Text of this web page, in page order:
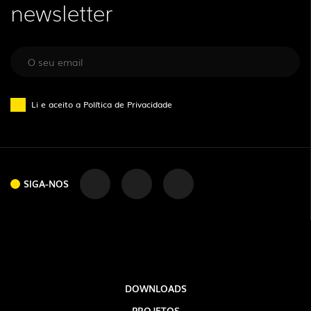
newsletter
Li e aceito a Política de Privacidade
SIGA-NOS
DOWNLOADS